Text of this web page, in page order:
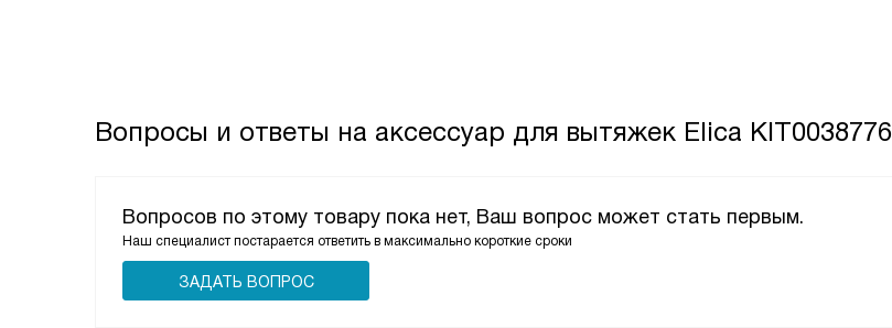
Вопросы и ответы на аксессуар для вытяжек Elica KIT0038776
Вопросов по этому товару пока нет, Ваш вопрос может стать первым.
Наш специалист постарается ответить в максимально короткие сроки
ЗАДАТЬ ВОПРОС